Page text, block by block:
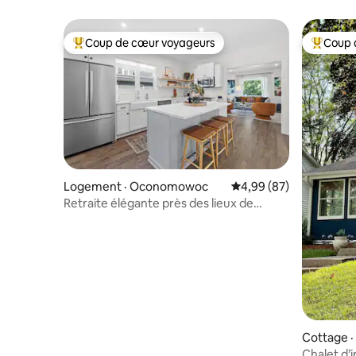
Coup de cœur voyageurs parmi les plus aimés
Coup de cœur voyageurs
Logement · Oconomowoc Note moyenne de
4,99 (87)
Retraite élégante près des lieux de
Coup
Coup
Cottage